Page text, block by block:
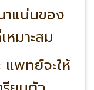
าแน่นของ
มาะสม
แพทย์จะให้